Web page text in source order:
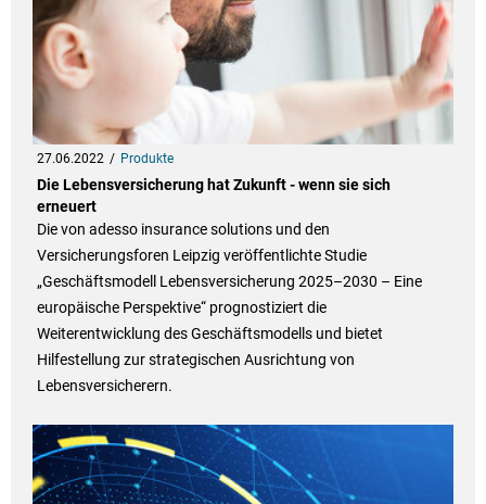
27.06.2022 Produkte
Die Lebensversicherung hat Zukunft - wenn sie sich
erneuert
Die von adesso insurance solutions und den
Versicherungsforen Leipzig veröffentlichte Studie
„Geschäftsmodell Lebensversicherung 2025–2030 – Eine
europäische Perspektive“ prognostiziert die
Weiterentwicklung des Geschäftsmodells und bietet
Hilfestellung zur strategischen Ausrichtung von
Lebensversicherern.